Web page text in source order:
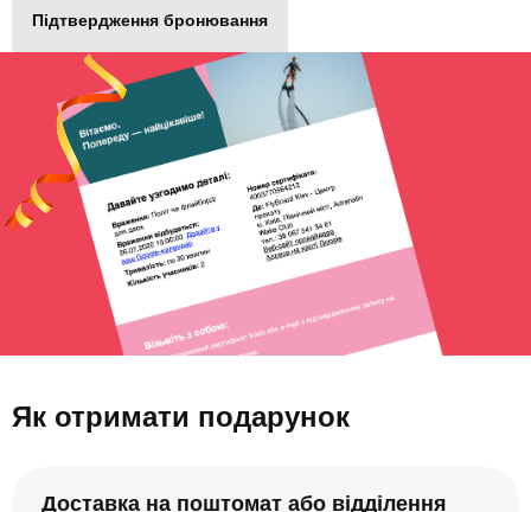
Підтвердження бронювання
Як отримати подарунок
Доставка на поштомат або відділення